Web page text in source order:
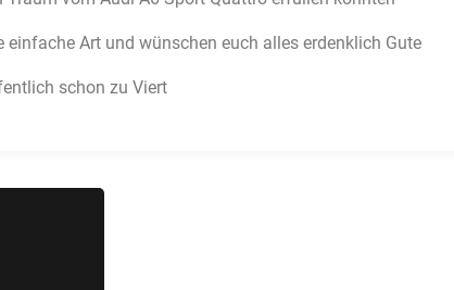
einfache Art und wünschen euch alles erdenklich Gute
schon zu Viert